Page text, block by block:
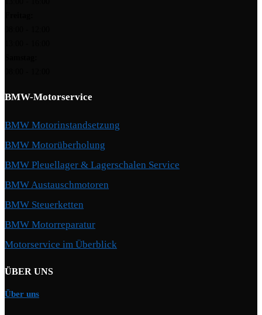
BMW-Motorservice
BMW Motorinstandsetzung
BMW Motorüberholung
BMW Pleuellager & Lagerschalen Service
BMW Austauschmotoren
BMW Steuerketten
BMW Motorreparatur
Motorservice im Überblick
ÜBER UNS
Über uns